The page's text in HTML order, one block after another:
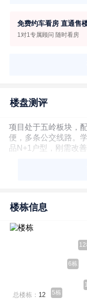
免费约车看房 直通售
1对1专属顾问 随时看房
楼盘测评
项目处于五岭板块，
便，多条公交线路。
品N+1户型，刚需改
楼栋信息
5栋
6栋
12
总楼栋： 12